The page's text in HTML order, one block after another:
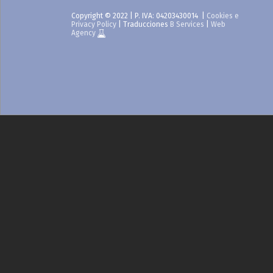
Copyright © 2022 | P. IVA: 04203430014 | Cookies e
Privacy Policy | Traducciones B Services
Web
Agency